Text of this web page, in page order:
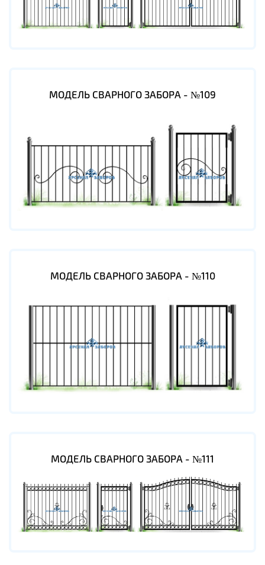
МОДЕЛЬ СВАРНОГО ЗАБОРА - №109
МОДЕЛЬ СВАРНОГО ЗАБОРА - №110
МОДЕЛЬ СВАРНОГО ЗАБОРА - №111